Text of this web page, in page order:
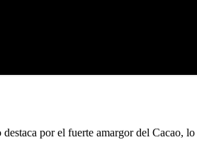
por el fuerte amargor del Cacao,